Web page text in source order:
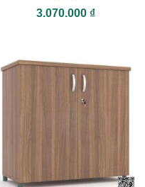
Được xếp
hạng55
3.070.000 ₫